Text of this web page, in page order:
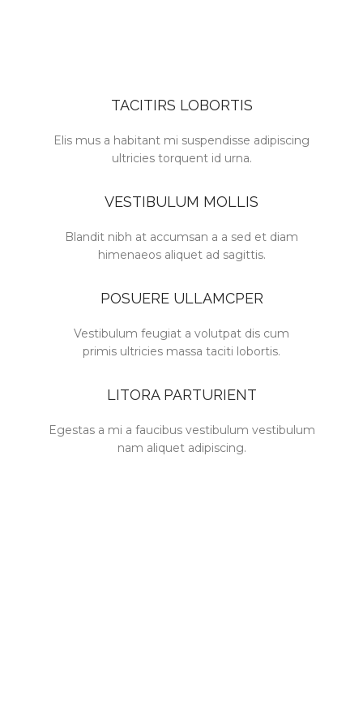
TACITIRS LOBORTIS
Elis mus a habitant mi suspendisse adipiscing
ultricies torquent id urna.
VESTIBULUM MOLLIS
Blandit nibh at accumsan a a sed et diam
himenaeos aliquet ad sagittis.
POSUERE ULLAMCPER
Vestibulum feugiat a volutpat dis cum
primis ultricies massa taciti lobortis.
LITORA PARTURIENT
Egestas a mi a faucibus vestibulum vestibulum
nam aliquet adipiscing.